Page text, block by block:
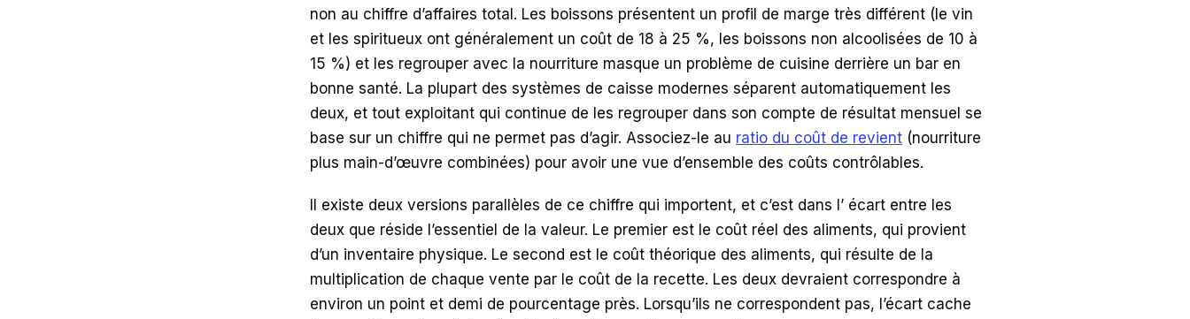
non au chiffre d’affaires total. Les boissons présentent un profil de marge très différent (le vin
et les spiritueux ont généralement un coût de 18 à 25 %, les boissons non alcoolisées de 10 à
15 %) et les regrouper avec la nourriture masque un problème de cuisine derrière un bar en
bonne santé. La plupart des systèmes de caisse modernes séparent automatiquement les
deux, et tout exploitant qui continue de les regrouper dans son compte de résultat mensuel se
base sur un chiffre qui ne permet pas d’agir. Associez-le au ratio du coût de revient (nourriture
plus main-d’œuvre combinées) pour avoir une vue d’ensemble des coûts contrôlables.
Il existe deux versions parallèles de ce chiffre qui importent, et c’est dans l’ écart entre les
deux que réside l’essentiel de la valeur. Le premier est le coût réel des aliments, qui provient
d’un inventaire physique. Le second est le coût théorique des aliments, qui résulte de la
multiplication de chaque vente par le coût de la recette. Les deux devraient correspondre à
environ un point et demi de pourcentage près. Lorsqu’ils ne correspondent pas, l’écart cache